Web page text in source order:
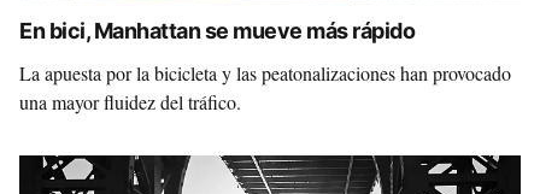
En bici, Manhattan se mueve más rápido
La apuesta por la bicicleta y las peatonalizaciones han provocado
una mayor fluidez del tráfico.